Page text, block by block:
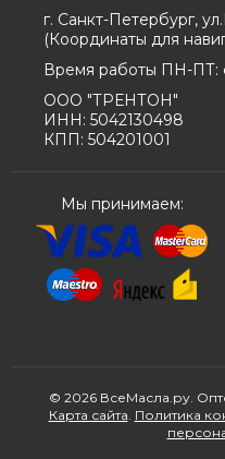
г. Санкт-Петербург,
(Координаты для
Время работы ПН-ПТ:
ООО "ТРЕНТОН"
ИНН: 5042130498
КПП: 504201001
Мы принимаем:
© 2026 ВсеМасла.ру.
Карта сайта. Политика